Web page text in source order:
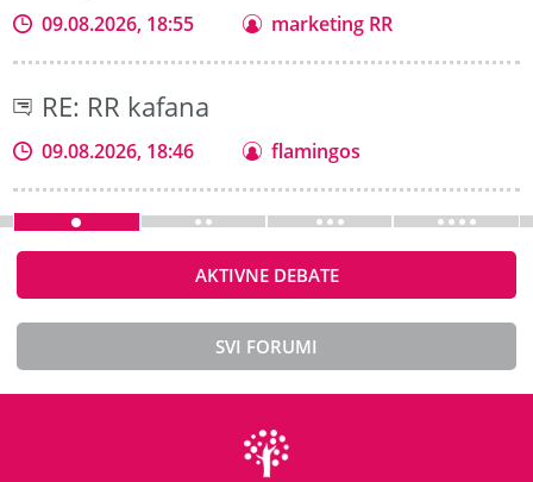
09.08.2026, 18:55 marketing RR
RE: RR kafana
09.08.2026, 18:46 flamingos
AKTIVNE DEBATE
SVI FORUMI